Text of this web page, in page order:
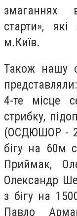
змаганнях
старти»,
м.Київ.
Також нашу
4-те місце
стрибку,
(ОСДЮШОР -
бігу на 60м
Приймак,
Олександр
з бігу на
Павло